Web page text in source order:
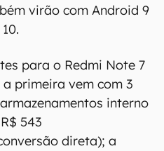
virão com Android 9
para o Redmi Note 7
primeira vem com 3
interno
543
direta); a